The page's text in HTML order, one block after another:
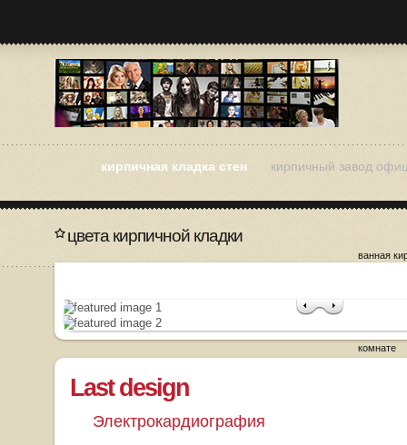
кирпичная кладка стен
ванная
комнате
кирпичный завод
цвета кирпичной кладки
Last design
Электрокардиография